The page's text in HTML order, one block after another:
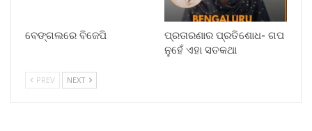
ବେଙ୍ଗଲରେ ବିଜେପି
ପ୍ରତାରଣାର ପ୍ରତିଶୋଧ- ଗପ
ନୁହେଁ ଏହା ସତକଥା
PREV NEXT